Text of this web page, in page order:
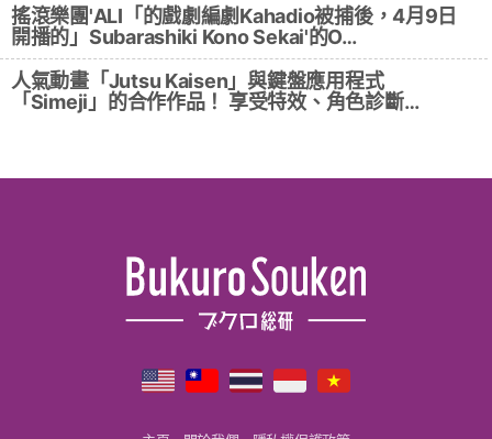
搖滾樂團'ALI「的戲劇編劇Kahadio被捕後，4月9日
開播的」Subarashiki Kono Sekai'的O…
人氣動畫「Jutsu Kaisen」與鍵盤應用程式
「Simeji」的合作作品！ 享受特效、角色診斷…